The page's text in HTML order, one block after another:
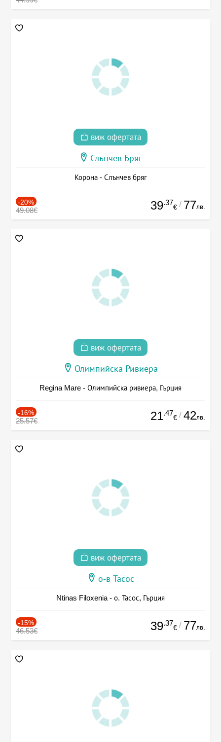
виж офертата
Слънчев Бряг
Корона - Слънчев бряг
-20%
49.08€ 39.37
€ / 77лв.
виж офертата
Олимпийска Ривиера
Regina Mare - Олимпийска ривиера, Гърция
-16%
25.57€ 21.47
€ / 42лв.
виж офертата
о-в Тасос
Ntinas Filoxenia - о. Тасос, Гърция
-15%
46.53€ 39.37
€ / 77лв.